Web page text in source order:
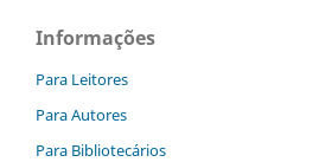
Informações
Para Leitores
Para Autores
Para Bibliotecários